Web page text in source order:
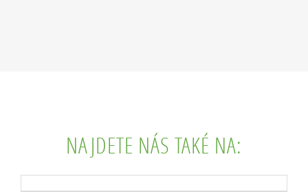
NAJDETE NÁS TAKÉ NA: